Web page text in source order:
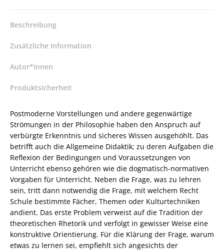
Elisabeth
–
9783826027253
978-
8260-
2725-
3
/
978-
3-
82-
602725-
3
Menge
Beschreibung
Zusätzliche Information
Autor*innen
Produktsicherheit
Postmoderne Vorstellungen und andere gegenwärtige
Strömungen in der Philosophie haben den Anspruch auf
verbürgte Erkenntnis und sicheres Wissen ausgehöhlt. Das
betrifft auch die Allgemeine Didaktik; zu deren Aufgaben die
Reflexion der Bedingungen und Voraussetzungen von
Unterricht ebenso gehören wie die dogmatisch-normativen
Vorgaben für Unterricht. Neben die Frage, was zu lehren
sein, tritt dann notwendig die Frage, mit welchem Recht
Schule bestimmte Fächer, Themen oder Kulturtechniken
andient. Das erste Problem verweist auf die Tradition der
theoretischen Rhetorik und verfolgt in gewisser Weise eine
konstruktive Orientierung. Für die Klärung der Frage, warum
etwas zu lernen sei, empfiehlt sich angesichts der